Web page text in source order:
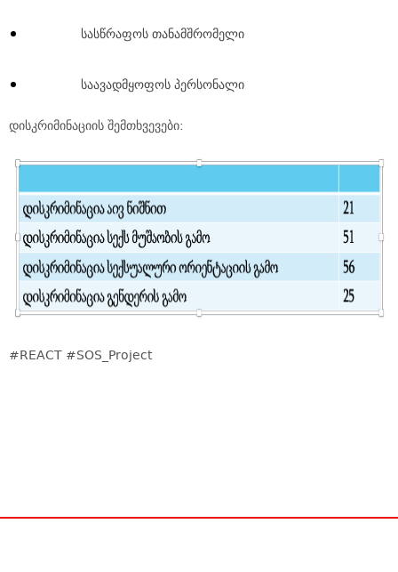
სასწრაფოს თანამშრომელი
საავადმყოფოს პერსონალი
დისკრიმინაციის შემთხვევები:
#REACT #SOS_Project